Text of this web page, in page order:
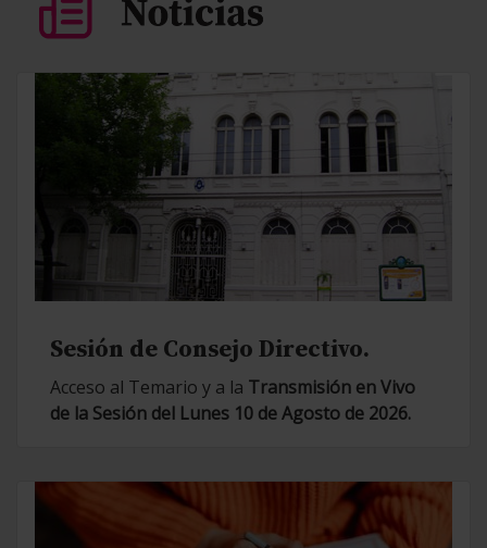
Sesión de Consejo Directivo.
Acceso al Temario y a la Transmisión en Vivo
de la Sesión del Lunes 10 de Agosto de 2026.